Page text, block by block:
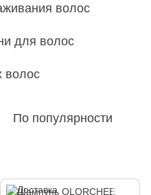
волос
для волос
волос
По популярности